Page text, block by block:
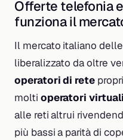
Offerte telefonia
funziona il
Il mercato italiano
liberalizzato da oltre
operatori di rete
molti operatori virtuali
alle reti altrui
più bassi a parità di